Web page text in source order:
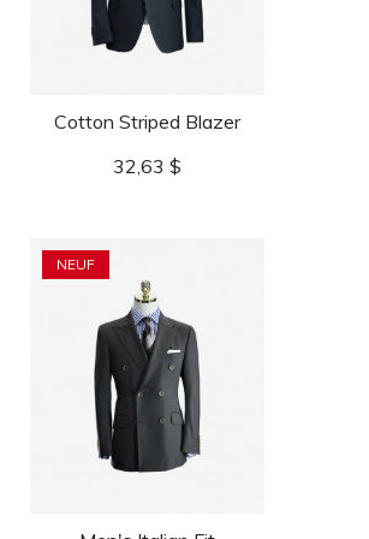
Cotton Striped Blazer
Prix
32,63 $
NEUF